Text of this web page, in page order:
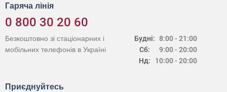
Гаряча лінія
0 800 30 20 60
Будні:
Сб:
Нд:
8:00 - 21:00
9:00 - 20:00
10:00 - 20:00
Безкоштовно зі стаціонарних і
мобільних телефонів в Україні
Приєднуйтесь